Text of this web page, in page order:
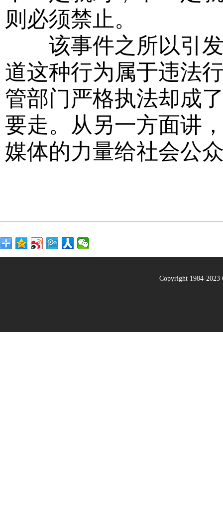
则必须禁止。
该事件之所以引发
道这种行为属于违法
管部门严格执法却成
要走。从另一方面讲
媒体的力量给社会公
Copyright 1984-